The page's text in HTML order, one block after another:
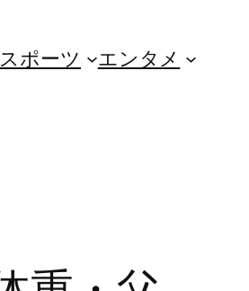
スポーツ エンタメ